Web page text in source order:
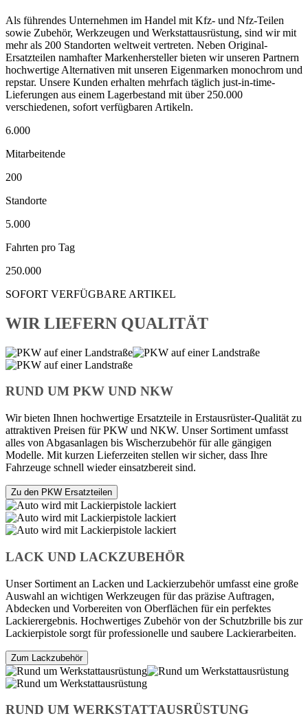
Als führendes Unternehmen im Handel mit Kfz- und Nfz-Teilen
sowie Zubehör, Werkzeugen und Werkstattausrüstung, sind wir mit
mehr als 200 Standorten weltweit vertreten. Neben Original-
Ersatzteilen namhafter Markenhersteller bieten wir unseren Partnern
hochwertige Alternativen mit unseren Eigenmarken monochrom und
repstar. Unsere Kunden erhalten mehrfach täglich just-in-time-
Lieferungen aus einem Lagerbestand mit über 250.000
verschiedenen, sofort verfügbaren Artikeln.
6.000
Mitarbeitende
200
Standorte
5.000
Fahrten pro Tag
250.000
SOFORT VERFÜGBARE ARTIKEL
WIR LIEFERN QUALITÄT
RUND UM PKW UND NKW
Wir bieten Ihnen hochwertige Ersatzteile in Erstausrüster-Qualität zu
attraktiven Preisen für PKW und NKW. Unser Sortiment umfasst
alles von Abgasanlagen bis Wischerzubehör für alle gängigen
Modelle. Mit kurzen Lieferzeiten stellen wir sicher, dass Ihre
Fahrzeuge schnell wieder einsatzbereit sind.
Zu den PKW Ersatzteilen
LACK UND LACKZUBEHÖR
Unser Sortiment an Lacken und Lackierzubehör umfasst eine große
Auswahl an wichtigen Werkzeugen für das präzise Auftragen,
Abdecken und Vorbereiten von Oberflächen für ein perfektes
Lackierergebnis. Hochwertiges Zubehör von der Schutzbrille bis zur
Lackierpistole sorgt für professionelle und saubere Lackierarbeiten.
Zum Lackzubehör
RUND UM WERKSTATTAUSRÜSTUNG